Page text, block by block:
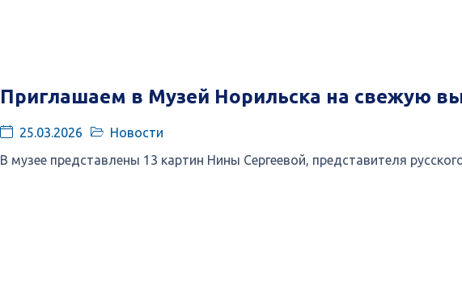
Приглашаем в Музей Норильска на свежую
25.03.2026
Новости
В музее представлены 13 картин Нины Сергеевой, представителя